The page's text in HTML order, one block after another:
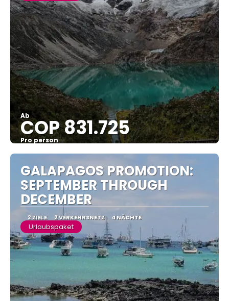
Ab
COP 831.725
Pro person
Sehen
GALAPAGOS PROMOTION:
SEPTEMBER THROUGH
DECEMBER
2 ZIELE 2 VERKEHRSNETZ 4 NÄCHTE
Urlaubspaket